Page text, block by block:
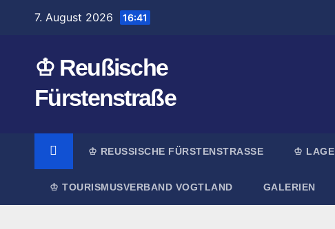
7. August 2026 16:41
♔ Reußische
Fürstenstraße
♔ REUSSISCHE FÜRSTENSTRASSE ♔ LAGE
♔ TOURISMUSVERBAND VOGTLAND GALERIEN